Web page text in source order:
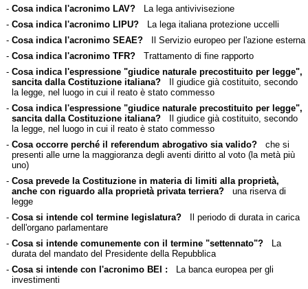
- Cosa indica l'acronimo LAV?La lega antivivisezione
- Cosa indica l'acronimo LIPU?La lega italiana protezione uccelli
- Cosa indica l'acronimo SEAE?Il Servizio europeo per l'azione esterna
- Cosa indica l'acronimo TFR?Trattamento di fine rapporto
- Cosa indica l'espressione "giudice naturale precostituito per legge",
sancita dalla Costituzione italiana?Il giudice già costituito, secondo
la legge, nel luogo in cui il reato è stato commesso
- Cosa indica l'espressione "giudice naturale precostituito per legge",
sancita dalla Costituzione italiana?Il giudice già costituito, secondo
la legge, nel luogo in cui il reato è stato commesso
- Cosa occorre perché il referendum abrogativo sia valido?che si
presenti alle urne la maggioranza degli aventi diritto al voto (la metà più
uno)
- Cosa prevede la Costituzione in materia di limiti alla proprietà,
anche con riguardo alla proprietà privata terriera?una riserva di
legge
- Cosa si intende col termine legislatura?Il periodo di durata in carica
dell'organo parlamentare
- Cosa si intende comunemente con il termine "settennato"?La
durata del mandato del Presidente della Repubblica
- Cosa si intende con l'acronimo BEI : La banca europea per gli
investimenti